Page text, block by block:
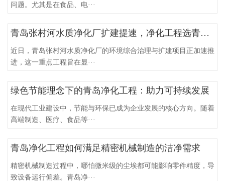
问题。尤其是在食品、电···
青岛张村河水质净化厂扩建提速，净化工程选青岛洁净净化
近日，青岛张村河水质净化厂的环境综合治理与扩建项目正加速推
进，这一重点工程旨在显···
绿色节能理念下的青岛净化工程：助力可持续发展
在现代工业建设中，节能与环保已成为企业发展的核心方向。随着
高端制造、医疗、食品等···
青岛净化工程如何满足精密机械制造的洁净需求
精密机械制造过程中，哪怕微米级的尘埃都可能影响零件精度，导
致设备运行偏差。青岛净···